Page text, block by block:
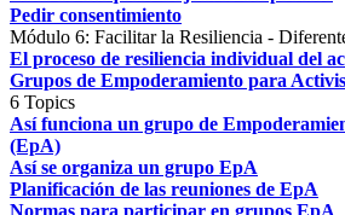
Pedir consentimiento
Módulo 6: Facilitar la Resiliencia -
El proceso de resiliencia individual del
Grupos de Empoderamiento para
6 Topics
Así funciona un grupo de
(EpA)
Así se organiza un grupo EpA
Planificación de las reuniones de EpA